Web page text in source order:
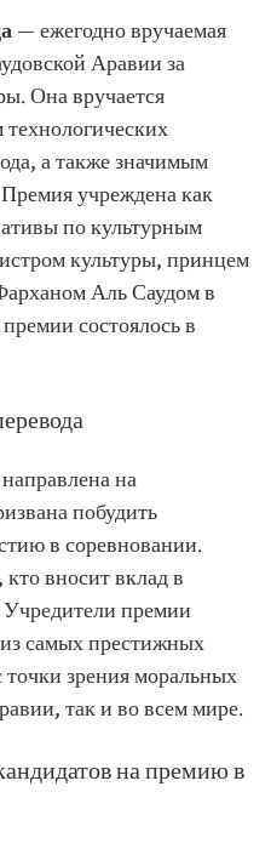
— ежегодно вручаемая
Аравии за
Она вручается
а также значимым
учреждена как
по культурным
культуры, принцем
Аль Саудом в
состоялось в
на
побудить
в соревновании.
вносит вклад в
Учредители премии
из самых престижных
точки зрения моральных
так и во всем мире.
на премию в